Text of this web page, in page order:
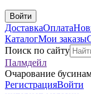
Войти
ДоставкаОплата
КаталогМои заказы
Поиск по сайту
Палмдейл
Очарование
РегистрацияВойти